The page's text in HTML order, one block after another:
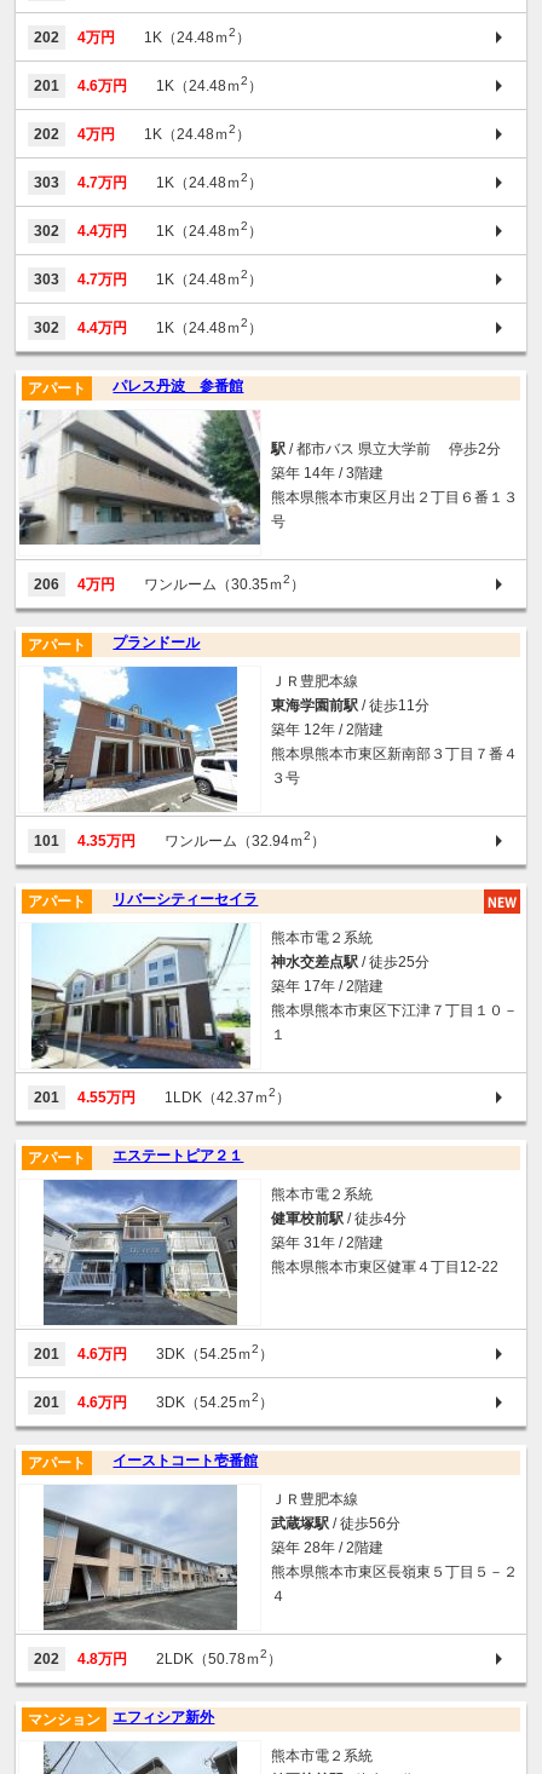
202 4万円 1K（24.48ｍ2 ）
201 4.6万円 1K（24.48ｍ2 ）
202 4万円 1K（24.48ｍ2 ）
303 4.7万円 1K（24.48ｍ2 ）
302 4.4万円 1K（24.48ｍ2 ）
303 4.7万円 1K（24.48ｍ2 ）
302 4.4万円 1K（24.48ｍ2 ）
パレス丹波 参番館
アパート
駅 / 都市バス 県立大学前 停歩2分
築年 14年 / 3階建
熊本県熊本市東区月出２丁目６番１３
号
206 4万円 ワンルーム（30.35ｍ2 ）
プランドール
アパート
ＪＲ豊肥本線
東海学園前駅 / 徒歩11分
築年 12年 / 2階建
熊本県熊本市東区新南部３丁目７番４
３号
101 4.35万円 ワンルーム（32.94ｍ2 ）
リバーシティーセイラ
アパート
熊本市電２系統
神水交差点駅 / 徒歩25分
築年 17年 / 2階建
熊本県熊本市東区下江津７丁目１０－
１
201 4.55万円 1LDK（42.37ｍ2 ）
エステートピア２１
アパート
熊本市電２系統
健軍校前駅 / 徒歩4分
築年 31年 / 2階建
熊本県熊本市東区健軍４丁目12-22
201 4.6万円 3DK（54.25ｍ2 ）
201 4.6万円 3DK（54.25ｍ2 ）
イーストコート壱番館
アパート
ＪＲ豊肥本線
武蔵塚駅 / 徒歩56分
築年 28年 / 2階建
熊本県熊本市東区長嶺東５丁目５－２
４
202 4.8万円 2LDK（50.78ｍ2 ）
エフィシア新外
マンション
熊本市電２系統